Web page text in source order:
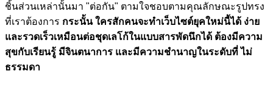
ชิ้นส่วนเหล่านั้นมา "ต่อกัน" ตามใจชอบตามคุณลักษณะรูปทรง
ที่เราต้องการ กระนั้น ใครสักคนจะทำเว็บไซต์ยุคใหม่นี้ได้ ง่าย
และรวดเร็วเหมือนต่อชุดเลโก้ในแบบสารพัดนึกได้ ต้องมีความ
สุขกับเรียนรู้ มีจินตนาการ และมีความชำนาญในระดับที่ ไม่
ธรรมดา